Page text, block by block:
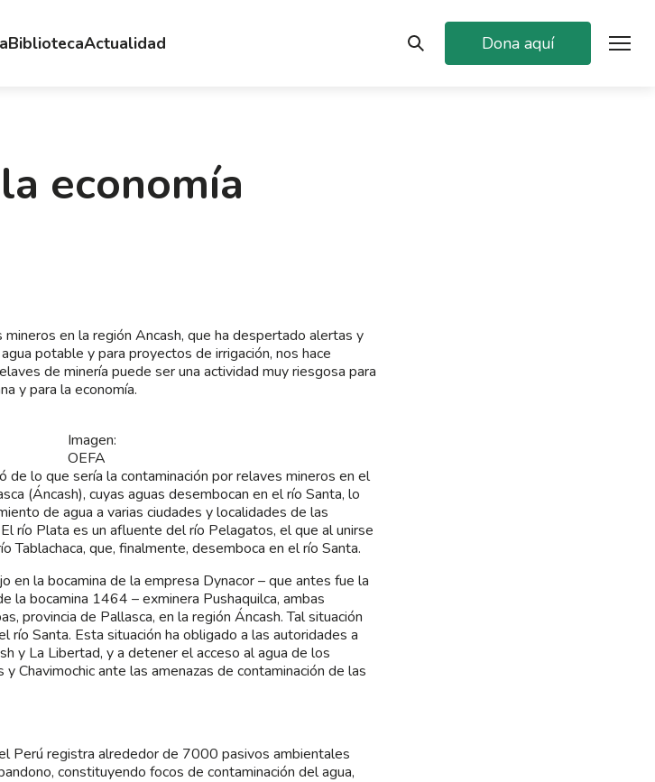
BibliotecaActualidad Dona aquí
economía
en la región Ancash, que ha despertado alertas y
potable y para proyectos de irrigación, nos hace
de minería puede ser una actividad muy riesgosa para
y para la economía.
Imagen:
OEFA
lo que sería la contaminación por relaves mineros en el
(Áncash), cuyas aguas desembocan en el río Santa, lo
de agua a varias ciudades y localidades de las
río Plata es un afluente del río Pelagatos, el que al unirse
Tablachaca, que, finalmente, desemboca en el río Santa.
en la bocamina de la empresa Dynacor – que antes fue la
la bocamina 1464 – exminera Pushaquilca, ambas
provincia de Pallasca, en la región Áncash. Tal situación
río Santa. Esta situación ha obligado a las autoridades a
y La Libertad, y a detener el acceso al agua de los
Chavimochic ante las amenazas de contaminación de las
Perú registra alrededor de 7000 pasivos ambientales
constituyendo focos de contaminación del agua,